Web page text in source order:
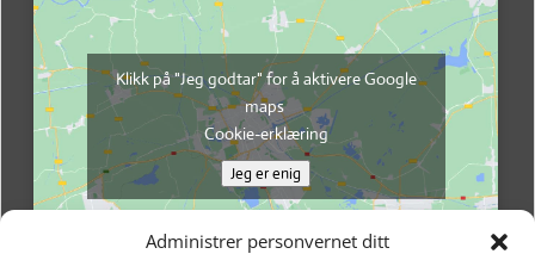
Administrer personvernet ditt
Klikk på "Jeg godtar" for å aktivere Google
maps
Cookie-erklæring
Jeg er enig